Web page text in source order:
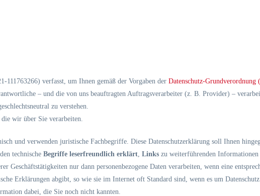
111763266) verfasst, um Ihnen gemäß der Vorgaben der Datenschutz-Grundverordnung
– und die von uns beauftragten Auftragsverarbeiter (z. B. Provider) –
zu verstehen.
wir über Sie verarbeiten.
und verwenden juristische Fachbegriffe. Diese Datenschutzerklärung soll Ihnen
technische Begriffe leserfreundlich erklärt, Links zu weiterführenden Informationen
Geschäftstätigkeiten nur dann personenbezogene Daten verarbeiten, wenn eine
Erklärungen abgibt, so wie sie im Internet oft Standard sind, wenn es um
dabei, die Sie noch nicht kannten.